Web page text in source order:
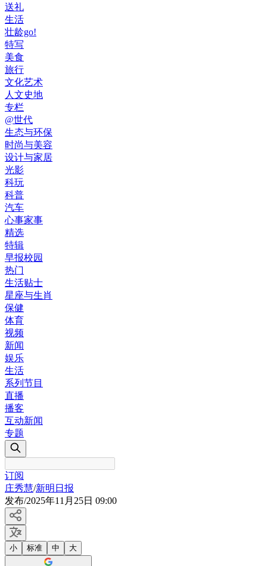
送礼
生活
壮龄go!
特写
美食
旅行
文化艺术
人文史地
专栏
@世代
生态与环保
时尚与美容
设计与家居
光影
科玩
科普
汽车
心事家事
精选
特辑
早报校园
热门
生活贴士
星座与生肖
保健
体育
视频
新闻
娱乐
生活
系列节目
直播
播客
互动新闻
专题
订阅
庄秀慧/新明日报
发布/2025年11月25日 09:00
小 标准 中 大